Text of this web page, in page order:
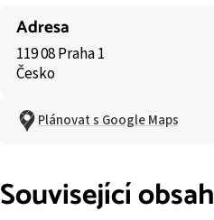
Adresa
119 08 Praha 1
Česko
Plánovat s Google Maps
Související obsah